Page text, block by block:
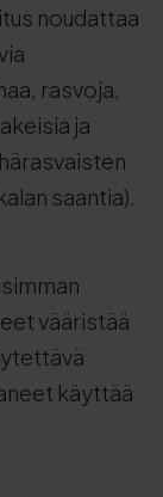
noudattaa
rasvoja,
ja
saantia).
vääristää
käyttää